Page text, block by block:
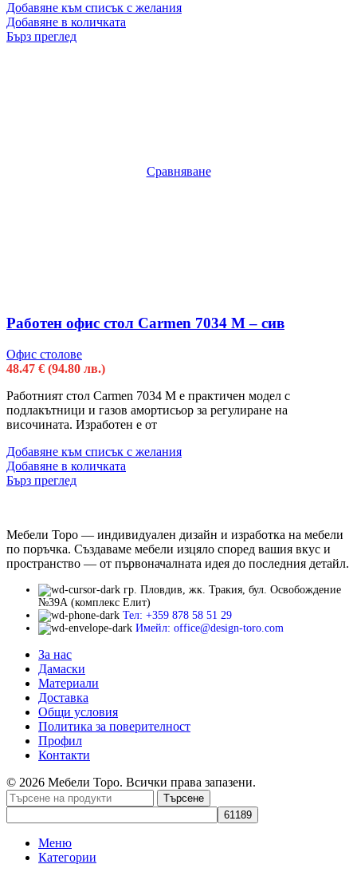
Добавяне към списък с желания
Добавяне в количката
Бърз преглед
Сравняване
Работен офис стол Carmen 7034 М – сив
Офис столове
48.47 € (94.80 лв.)
Работният стол Carmen 7034 М е практичен модел с
подлакътници и газов амортисьор за регулиране на
височината. Изработен е от
Добавяне към списък с желания
Добавяне в количката
Бърз преглед
Мебели Торо — индивидуален дизайн и изработка на мебели
по поръчка. Създаваме мебели изцяло според вашия вкус и
пространство — от първоначалната идея до последния детайл.
гр. Пловдив, жк. Тракия, бул. Освобождение
№39А (комплекс Елит)
Тел: +359 878 58 51 29
Имейл: office@design-toro.com
За нас
Дамаски
Материали
Доставка
Общи условия
Политика за поверителност
Профил
Контакти
© 2026 Мебели Торо. Всички права запазени.
Търсене
Меню
Категории